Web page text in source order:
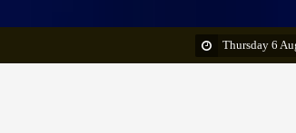
Thursday 6